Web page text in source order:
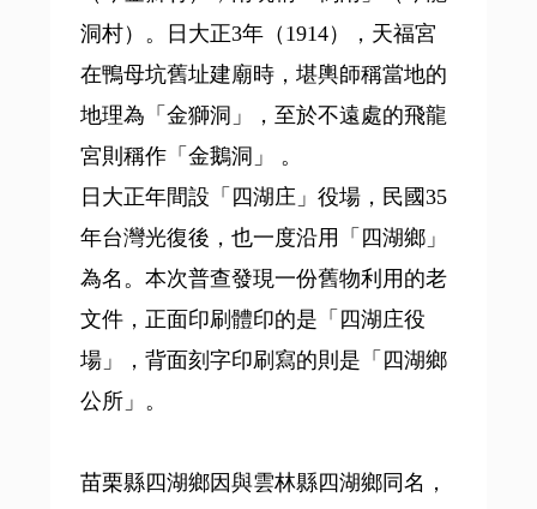
洞村）。日大正3年（1914），天福宮
在鴨母坑舊址建廟時，堪輿師稱當地的
地理為「金獅洞」，至於不遠處的飛龍
宮則稱作「金鵝洞」 。
日大正年間設「四湖庄」役場，民國35
年台灣光復後，也一度沿用「四湖鄉」
為名。本次普查發現一份舊物利用的老
文件，正面印刷體印的是「四湖庄役
場」，背面刻字印刷寫的則是「四湖鄉
公所」。
苗栗縣四湖鄉因與雲林縣四湖鄉同名，